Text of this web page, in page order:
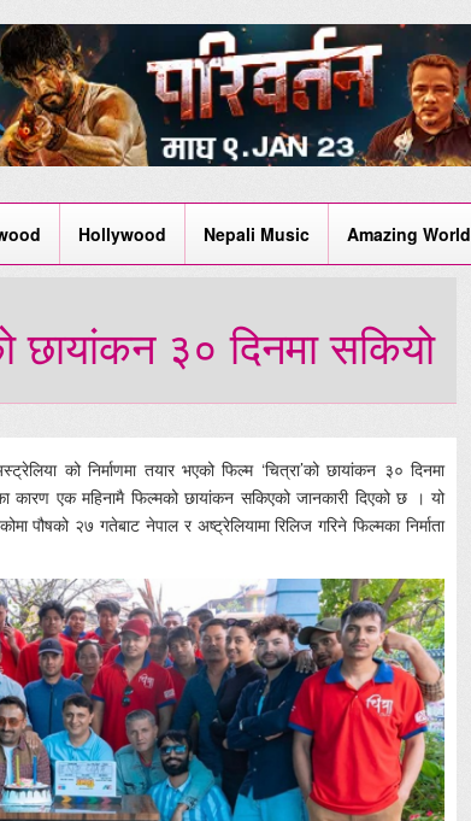
Hollywood Nepali Music Amazing World
छायांकन ३० दिनमा सकियो
को निर्माणमा तयार भएको फिल्म ‘चित्रा’को छायांकन ३० दिनमा
कारण एक महिनामै फिल्मको छायांकन सकिएको जानकारी दिएको छ । यो
पौषको २७ गतेबाट नेपाल र अष्ट्रेलियामा रिलिज गरिने फिल्मका निर्माता